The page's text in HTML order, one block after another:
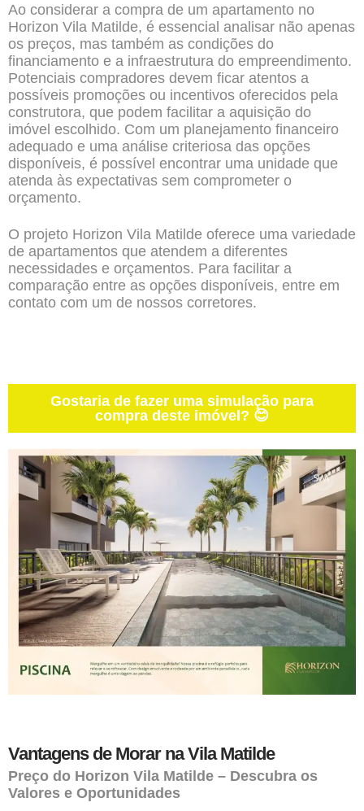
Ao considerar a compra de um apartamento no
Horizon Vila Matilde, é essencial analisar não apenas
os preços, mas também as condições do
financiamento e a infraestrutura do empreendimento.
Potenciais compradores devem ficar atentos a
possíveis promoções ou incentivos oferecidos pela
construtora, que podem facilitar a aquisição do
imóvel escolhido. Com um planejamento financeiro
adequado e uma análise criteriosa das opções
disponíveis, é possível encontrar uma unidade que
atenda às expectativas sem comprometer o
orçamento.
O projeto Horizon Vila Matilde oferece uma variedade
de apartamentos que atendem a diferentes
necessidades e orçamentos. Para facilitar a
comparação entre as opções disponíveis, entre em
contato com um de nossos corretores.
Gostaria de fazer uma simulação para
compra deste imóvel? 😊
Vantagens de Morar na Vila Matilde
Preço do Horizon Vila Matilde – Descubra os
Valores e Oportunidades